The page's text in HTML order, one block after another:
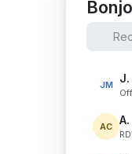
JM
AC